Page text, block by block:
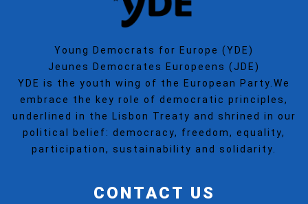
Young Democrats for Europe (YDE)
Jeunes Democrates Europeens (JDE)
YDE is the youth wing of the European Party.We
embrace the key role of democratic principles,
underlined in the Lisbon Treaty and shrined in our
political belief: democracy, freedom, equality,
participation, sustainability and solidarity.
CONTACT US